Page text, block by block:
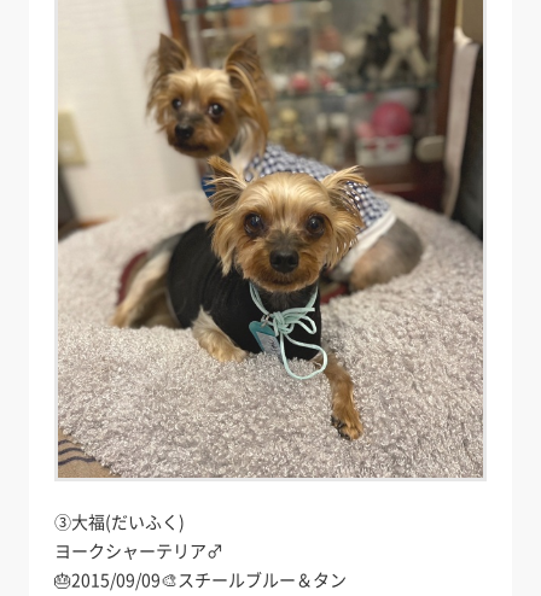
③大福(だいふく)
ヨークシャーテリア♂
🎂2015/09/09🎨スチールブルー＆タン